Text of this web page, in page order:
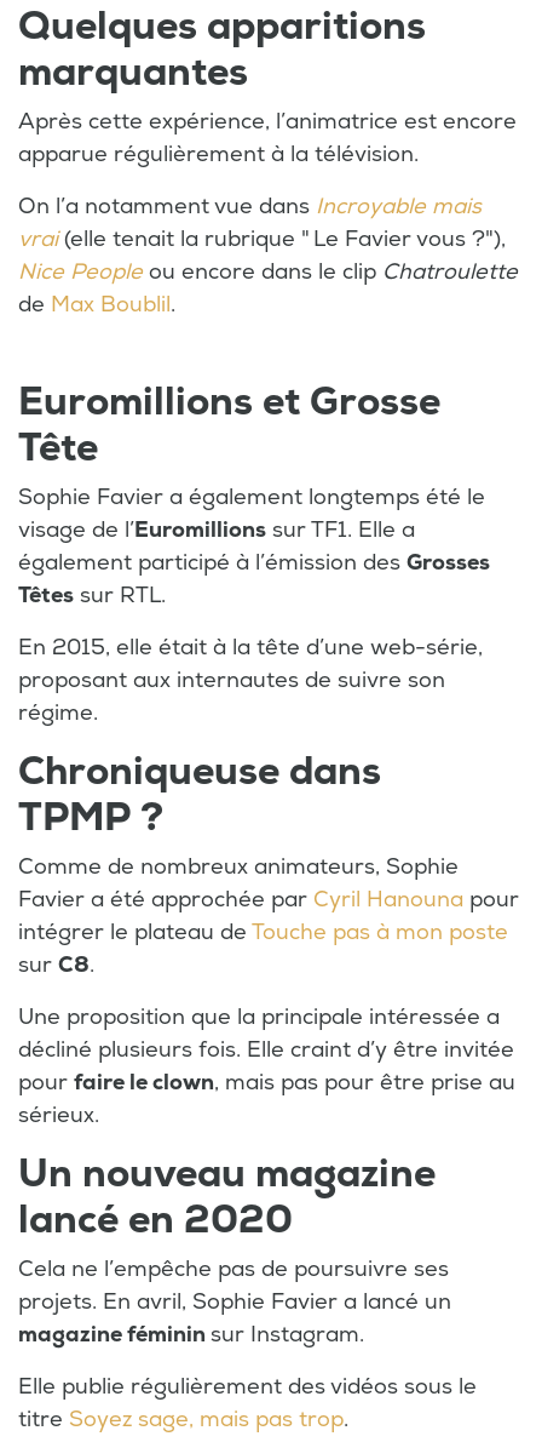
Quelques apparitions
marquantes
Après cette expérience, l’animatrice est encore
apparue régulièrement à la télévision.
On l’a notamment vue dans Incroyable mais
vrai (elle tenait la rubrique " Le Favier vous ?"),
Nice Peopleou encore dans le clip Chatroulette
de Max Boublil.
Euromillions et Grosse
Tête
Sophie Favier a également longtemps été le
visage de l’Euromillions sur TF1. Elle a
également participé à l’émission des Grosses
Têtes sur RTL.
En 2015, elle était à la tête d’une web-série,
proposant aux internautes de suivre son
régime.
Chroniqueuse dans
TPMP ?
Comme de nombreux animateurs, Sophie
Favier a été approchée par Cyril Hanouna pour
intégrer le plateau de Touche pas à mon poste
sur C8.
Une proposition que la principale intéressée a
décliné plusieurs fois. Elle craint d’y être invitée
pour faire le clown, mais pas pour être prise au
sérieux.
Un nouveau magazine
lancé en 2020
Cela ne l’empêche pas de poursuivre ses
projets. En avril, Sophie Favier a lancé un
magazine féminin sur Instagram.
Elle publie régulièrement des vidéos sous le
titre Soyez sage, mais pas trop.